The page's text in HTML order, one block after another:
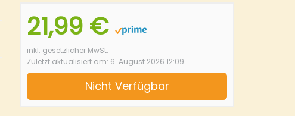
21,99 €
inkl. gesetzlicher MwSt.
Zuletzt aktualisiert am: 6. August 2026 12:09
Nicht Verfügbar